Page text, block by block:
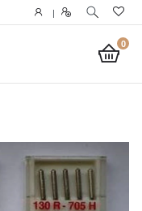
|
0